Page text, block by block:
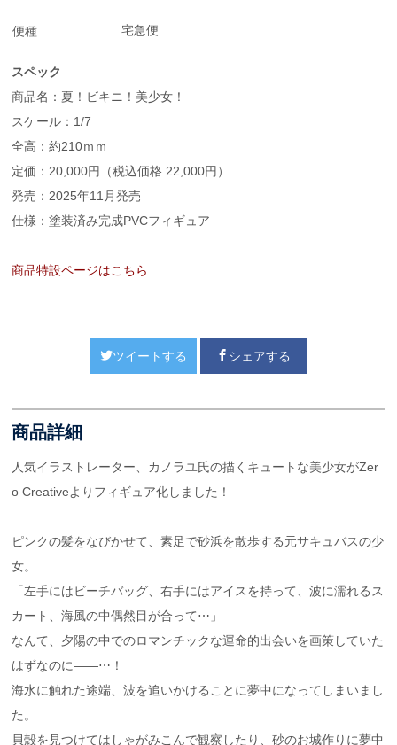
便種 宅急便
スペック
商品名：夏！ビキニ！美少女！
スケール：1/7
全高：約210ｍｍ
定価：20,000円（税込価格 22,000円）
発売：2025年11月発売
仕様：塗装済み完成PVCフィギュア
商品特設ページはこちら
ツイートする シェアする
商品詳細
人気イラストレーター、カノラユ氏の描くキュートな美少女がZer
o Creativeよりフィギュア化しました！
ピンクの髪をなびかせて、素足で砂浜を散歩する元サキュバスの少
女。
「左手にはビーチバッグ、右手にはアイスを持って、波に濡れるス
カート、海風の中偶然目が合って⋯」
なんて、夕陽の中でのロマンチックな運命的出会いを画策していた
はずなのに――⋯！
海水に触れた途端、波を追いかけることに夢中になってしまいまし
た。
貝殻を見つけてはしゃがみこんで観察したり、砂のお城作りに夢中